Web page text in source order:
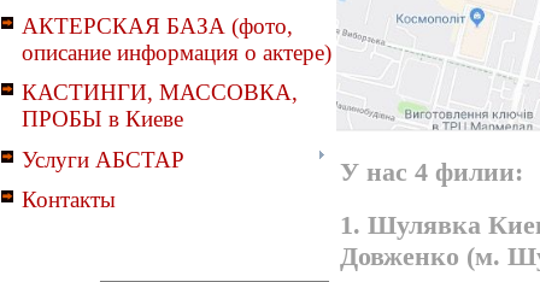
АКТЕРСКАЯ БАЗА (фото,
описание информация о актере)
КАСТИНГИ, МАССОВКА,
ПРОБЫ в Киеве
Услуги АБСТАР
Контакты
У нас 4 филии:
1. Шулявка
Довженко (м.